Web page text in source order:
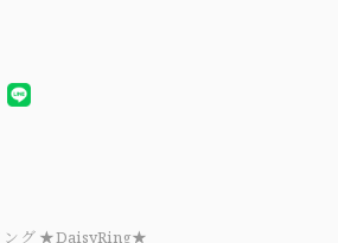
ング ★DaisyRing★